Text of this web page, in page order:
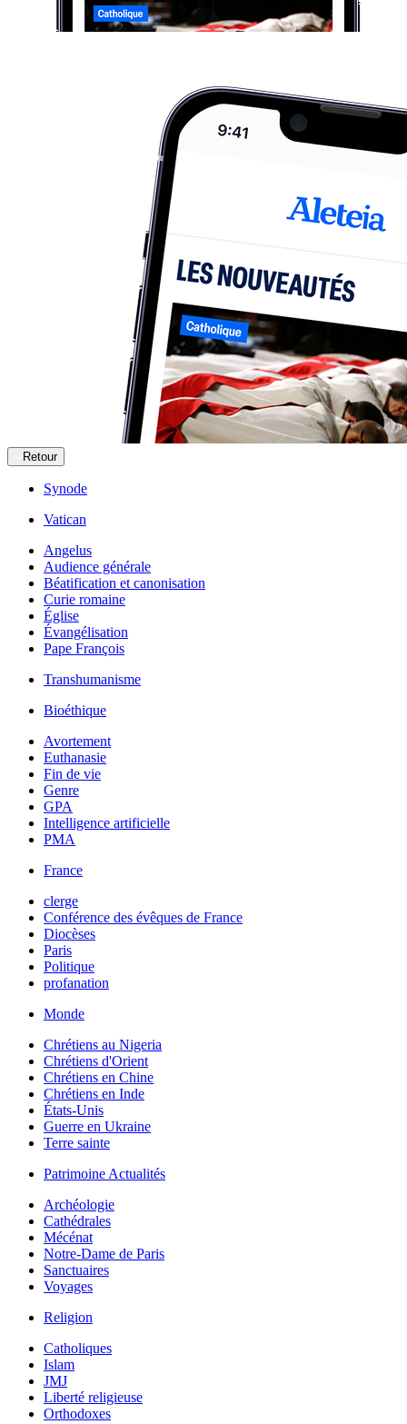
Retour
Synode
Vatican
Angelus
Audience générale
Béatification et canonisation
Curie romaine
Église
Évangélisation
Pape François
Transhumanisme
Bioéthique
Avortement
Euthanasie
Fin de vie
Genre
GPA
Intelligence artificielle
PMA
France
clerge
Conférence des évêques de France
Diocèses
Paris
Politique
profanation
Monde
Chrétiens au Nigeria
Chrétiens d'Orient
Chrétiens en Chine
Chrétiens en Inde
États-Unis
Guerre en Ukraine
Terre sainte
Patrimoine Actualités
Archéologie
Cathédrales
Mécénat
Notre-Dame de Paris
Sanctuaires
Voyages
Religion
Catholiques
Islam
JMJ
Liberté religieuse
Orthodoxes